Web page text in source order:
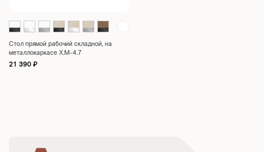
Стол прямой рабочий складной, на
металлокаркасе X.M-4.7
21 390 ₽